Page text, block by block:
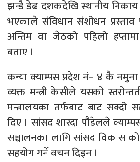
झन्डै डेढ दशकदेखि स्थानीय निकाय
भएकाले संविधान संशोधन
अन्तिम वा जेठको पहिलो हप्तामा
बताए ।
कन्या क्याम्पस प्रदेश नं– ४ कै नमुना
व्यक्त मन्त्री केसीले यसको
मन्त्रालयका तर्फबाट बाट सक्दो
दिए । सांसद शारदा पौडेलले
सञ्चालनका लागि सांसद विकास
सहयोग गर्ने वचन दिइन ।